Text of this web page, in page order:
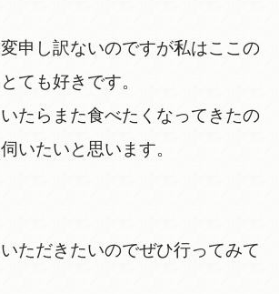
申し訳ないのですが私はここの
ても好きです。
たらまた食べたくなってきたの
いたいと思います。
ただきたいのでぜひ行ってみて